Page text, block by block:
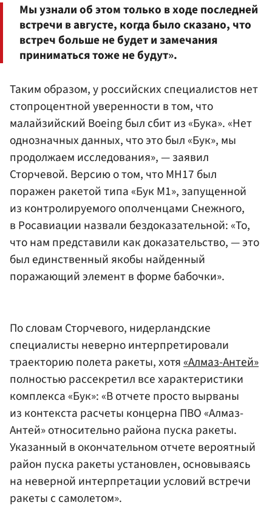
Мы узнали об этом только в ходе последней
встречи в августе, когда было сказано, что
встреч больше не будет и замечания
приниматься тоже не будут».
Таким образом, у российских специалистов нет
стопроцентной уверенности в том, что
малайзийский Boeing был сбит из «Бука». «Нет
однозначных данных, что это был «Бук», мы
продолжаем исследования», — заявил
Сторчевой. Версию о том, что MH17 был
поражен ракетой типа «Бук М1», запущенной
из контролируемого ополченцами Снежного,
в Росавиации назвали бездоказательной: «То,
что нам представили как доказательство, — это
был единственный якобы найденный
поражающий элемент в форме бабочки».
По словам Сторчевого, нидерландские
специалисты неверно интерпретировали
траекторию полета ракеты, хотя«Алмаз-Антей»
полностью рассекретил все характеристики
комплекса «Бук»: «В отчете просто вырваны
из контекста расчеты концерна ПВО «Алмаз-
Антей» относительно района пуска ракеты.
Указанный в окончательном отчете вероятный
район пуска ракеты установлен, основываясь
на неверной интерпретации условий встречи
ракеты с самолетом».